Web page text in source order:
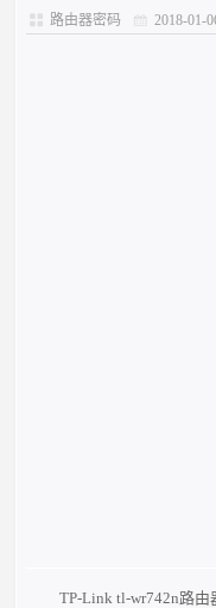
路由器密码 2018-01-
TP-Link tl-wr742n路